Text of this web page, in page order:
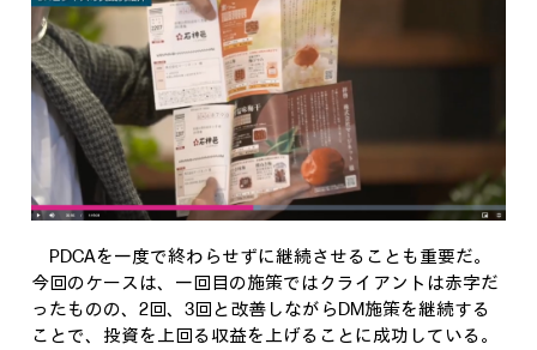
PDCAを一度で終わらせずに継続させることも重要だ。
今回のケースは、一回目の施策ではクライアントは赤字だ
ったものの、2回、3回と改善しながらDM施策を継続する
ことで、投資を上回る収益を上げることに成功している。